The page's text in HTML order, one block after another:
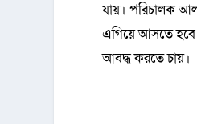
যায়। পরিচালক
এগিয়ে আসতে
আবদ্ধ করতে চায়।